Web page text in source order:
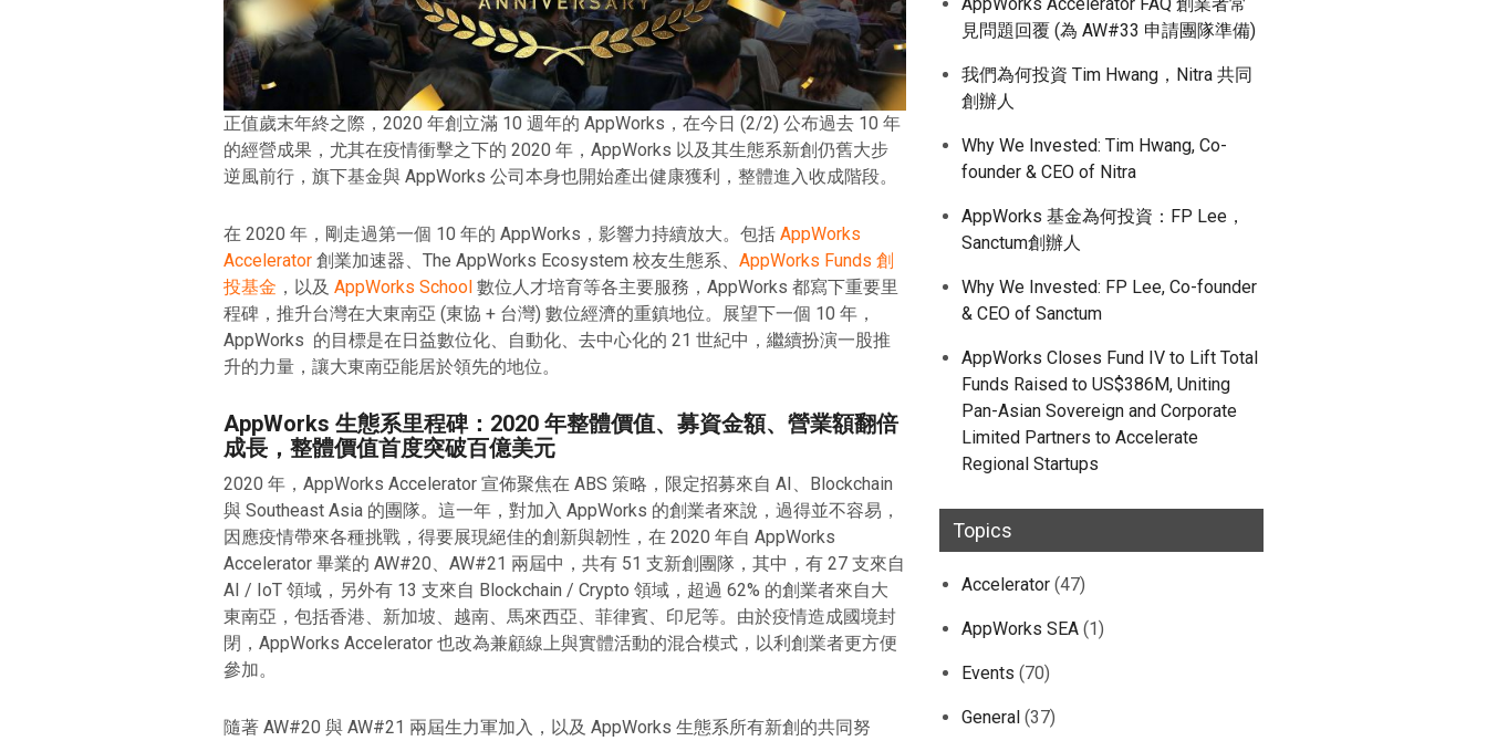
正值歲末年終之際，2020 年創立滿 10 週年的 AppWorks，在今日 (2/2) 公布過去 10 年
的經營成果，尤其在疫情衝擊之下的 2020 年，AppWorks 以及其生態系新創仍舊大步
逆風前行，旗下基金與 AppWorks 公司本身也開始產出健康獲利，整體進入收成階段。
在 2020 年，剛走過第一個 10 年的 AppWorks，影響力持續放大。包括 AppWorks
Accelerator 創業加速器、The AppWorks Ecosystem 校友生態系、 AppWorks Funds 創
投基金 ，以及 AppWorks School 數位人才培育等各主要服務，AppWorks 都寫下重要里
程碑，推升台灣在大東南亞 (東協 + 台灣) 數位經濟的重鎮地位。展望下一個 10 年，
AppWorks 的目標是在日益數位化、自動化、去中心化的 21 世紀中，繼續扮演一股推
升的力量，讓大東南亞能居於領先的地位。
AppWorks 生態系里程碑：2020 年整體價值、募資金額、營業額翻倍
成長，整體價值首度突破百億美元
2020 年，AppWorks Accelerator 宣佈聚焦在 ABS 策略，限定招募來自 AI、Blockchain
與 Southeast Asia 的團隊。這一年，對加入 AppWorks 的創業者來說，過得並不容易，
因應疫情帶來各種挑戰，得要展現絕佳的創新與韌性，在 2020 年自 AppWorks
Accelerator 畢業的 AW#20、AW#21 兩屆中，共有 51 支新創團隊，其中，有 27 支來自
AI / IoT 領域，另外有 13 支來自 Blockchain / Crypto 領域，超過 62% 的創業者來自大
東南亞，包括香港、新加坡、越南、馬來西亞、菲律賓、印尼等。由於疫情造成國境封
閉，AppWorks Accelerator 也改為兼顧線上與實體活動的混合模式，以利創業者更方便
參加。
隨著 AW#20 與 AW#21 兩屆生力軍加入，以及 AppWorks 生態系所有新創的共同努
見問題回覆 (為 AW#33 申請團隊準備)
我們為何投資 Tim Hwang，Nitra 共同
創辦人
Why We Invested: Tim Hwang, Co-
founder & CEO of Nitra
AppWorks 基金為何投資：FP Lee，
Sanctum創辦人
Why We Invested: FP Lee, Co-founder
& CEO of Sanctum
AppWorks Closes Fund IV to Lift Total
Funds Raised to US$386M, Uniting
Pan-Asian Sovereign and Corporate
Limited Partners to Accelerate
Regional Startups
Topics
Accelerator(47)
AppWorks SEA(1)
Events (70)
General(37)